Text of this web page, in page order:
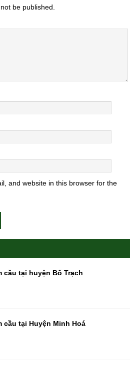
be published.
and website in this browser for the
cầu tại huyện Bố Trạch
cầu tại Huyện Minh Hoá